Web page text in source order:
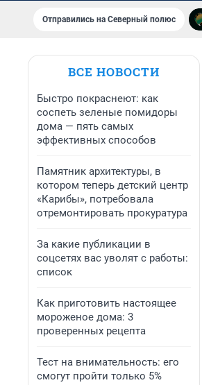
Отправились на Северный полюс
ВСЕ НОВОСТИ
Быстро покраснеют: как
соспеть зеленые помидоры
дома — пять самых
эффективных способов
Памятник архитектуры, в
котором теперь детский центр
«Карибы», потребовала
отремонтировать прокуратура
За какие публикации в
соцсетях вас уволят с работы:
список
Как приготовить настоящее
мороженое дома: 3
проверенных рецепта
Тест на внимательность: его
смогут пройти только 5%